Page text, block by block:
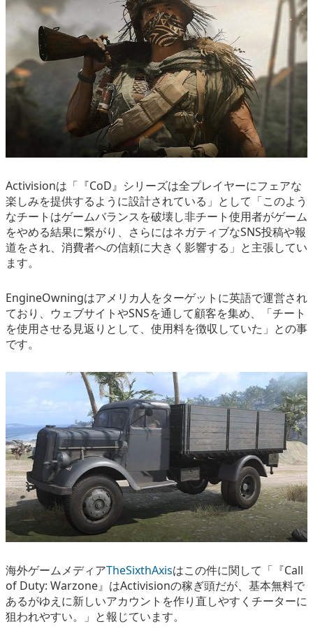
Activisionは「『CoD』シリーズは全プレイヤーにフェアな
楽しみを提供するように設計されている」として「このよう
なチートはゲームバランスを破壊し非チート使用者がゲーム
をやめる結果に繋がり、さらにはネガティブなSNS投稿や報
道をされ、消費者への信頼に大きく影響する」と主張してい
ます。
EngineOwningはアメリカ人をターゲットに英語で運営され
ており、ウェブサイトやSNSを通して顧客を集め、「チート
を使用させる見返りとして、使用料を徴収していた」との事
です。
海外ゲームメディアTheSixthAxisはこの件に関して「『Call
of Duty: Warzone』はActivisionの稼ぎ頭だが、基本無料で
あるがゆえに新しいアカウントを作り直しやすくチーターに
狙われやすい。」と報じています。